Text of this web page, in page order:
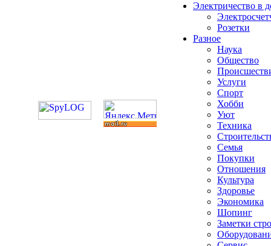
Электричество в
Розетки
Разное
Наука
Общество
Услуги
Спорт
Хобби
Уют
Техника
Семья
Покупки
Отношения
Культура
Здоровье
Экономика
Шопинг
Заметки